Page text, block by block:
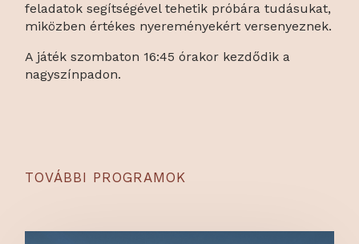
feladatok segítségével tehetik próbára tudásukat,
miközben értékes nyereményekért versenyeznek.
A játék szombaton 16:45 órakor kezdődik a
nagyszínpadon.
TOVÁBBI PROGRAMOK